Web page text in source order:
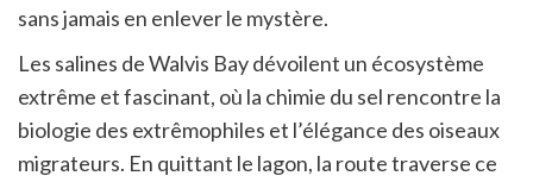
sans jamais en enlever le mystère.
Les salines de Walvis Bay dévoilent un écosystème
extrême et fascinant, où la chimie du sel rencontre la
biologie des extrêmophiles et l’élégance des oiseaux
migrateurs. En quittant le lagon, la route traverse ce